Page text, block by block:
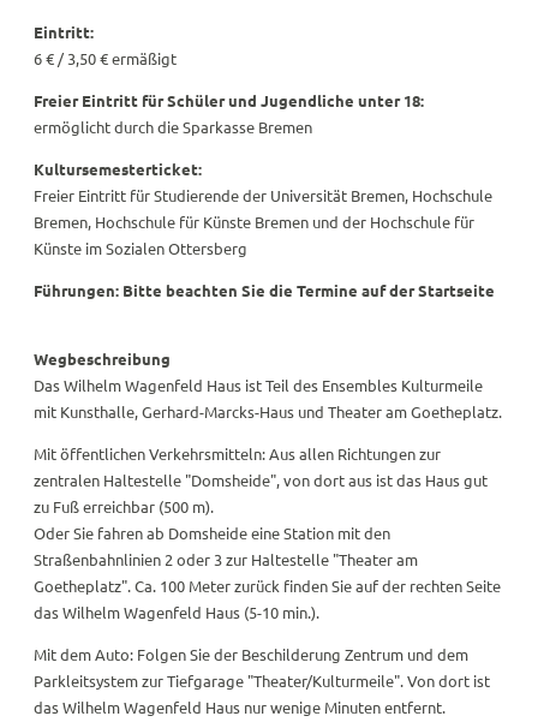
Eintritt:
6 € / 3,50 € ermäßigt
Freier Eintritt für Schüler und Jugendliche unter 18:
ermöglicht durch die Sparkasse Bremen
Kultursemesterticket:
Freier Eintritt für Studierende der Universität Bremen, Hochschule
Bremen, Hochschule für Künste Bremen und der Hochschule für
Künste im Sozialen Ottersberg
Führungen: Bitte beachten Sie die Termine auf der Startseite
Wegbeschreibung
Das Wilhelm Wagenfeld Haus ist Teil des Ensembles Kulturmeile
mit Kunsthalle, Gerhard-Marcks-Haus und Theater am Goetheplatz.
Mit öffentlichen Verkehrsmitteln: Aus allen Richtungen zur
zentralen Haltestelle "Domsheide", von dort aus ist das Haus gut
zu Fuß erreichbar (500 m).
Oder Sie fahren ab Domsheide eine Station mit den
Straßenbahnlinien 2 oder 3 zur Haltestelle "Theater am
Goetheplatz". Ca. 100 Meter zurück finden Sie auf der rechten Seite
das Wilhelm Wagenfeld Haus (5-10 min.).
Mit dem Auto: Folgen Sie der Beschilderung Zentrum und dem
Parkleitsystem zur Tiefgarage "Theater/Kulturmeile". Von dort ist
das Wilhelm Wagenfeld Haus nur wenige Minuten entfernt.